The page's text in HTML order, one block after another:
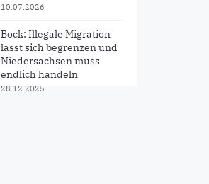
10.07.2026
Bock: Illegale Migration
lässt sich begrenzen und
Niedersachsen muss
endlich handeln
28.12.2025